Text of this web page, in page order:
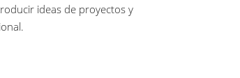
ideas de proyectos y